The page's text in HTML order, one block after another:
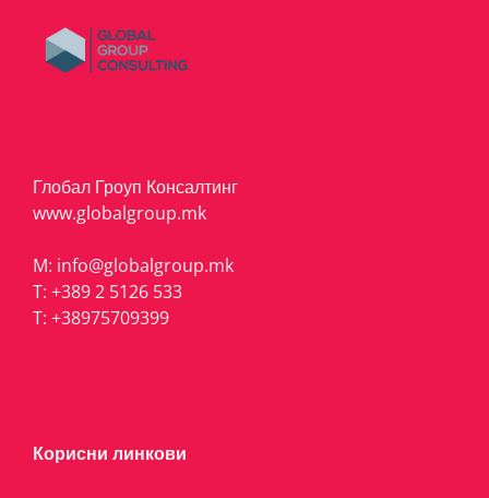
Глобал Гроуп Консалтинг
www.globalgroup.mk
M: info@globalgroup.mk
T: +389 2 5126 533
T: +38975709399
Корисни линкови